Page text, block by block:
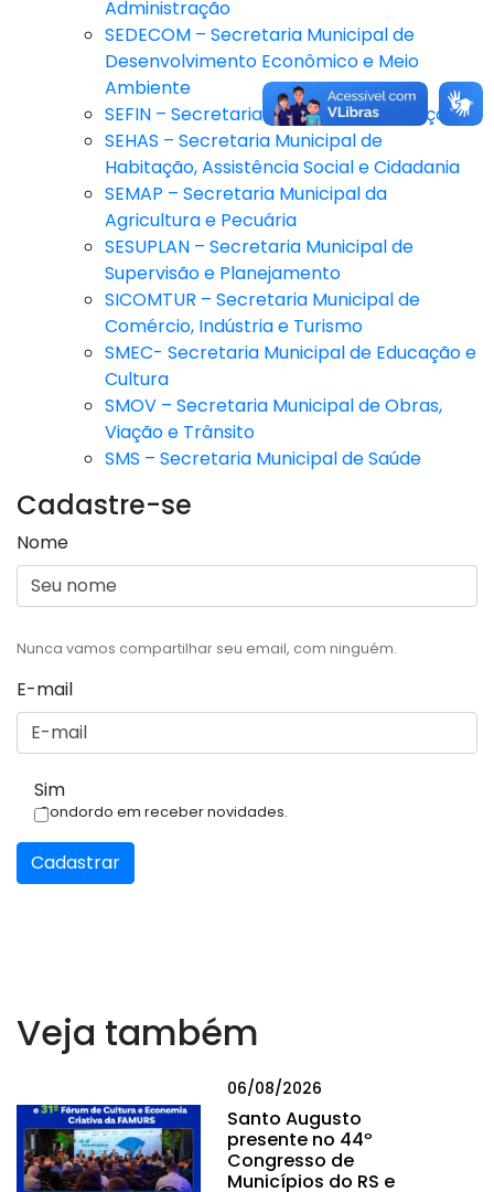
Administração
SEDECOM – Secretaria Municipal de
Desenvolvimento Econômico e Meio
Ambiente
SEFIN – Secretaria Municipal de Finanças
SEHAS – Secretaria Municipal de
Habitação, Assistência Social e Cidadania
SEMAP – Secretaria Municipal da
Agricultura e Pecuária
SESUPLAN – Secretaria Municipal de
Supervisão e Planejamento
SICOMTUR – Secretaria Municipal de
Comércio, Indústria e Turismo
SMEC- Secretaria Municipal de Educação e
Cultura
SMOV – Secretaria Municipal de Obras,
Viação e Trânsito
SMS – Secretaria Municipal de Saúde
Cadastre-se
Nome
Nunca vamos compartilhar seu email, com ninguém.
E-mail
Sim
Condordo em receber novidades.
Cadastrar
Veja também
06/08/2026
Santo Augusto
presente no 44º
Congresso de
Municípios do RS e